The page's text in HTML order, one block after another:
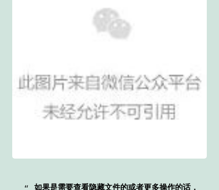
如果是需要查看隐藏文件的或者更多操作的话，